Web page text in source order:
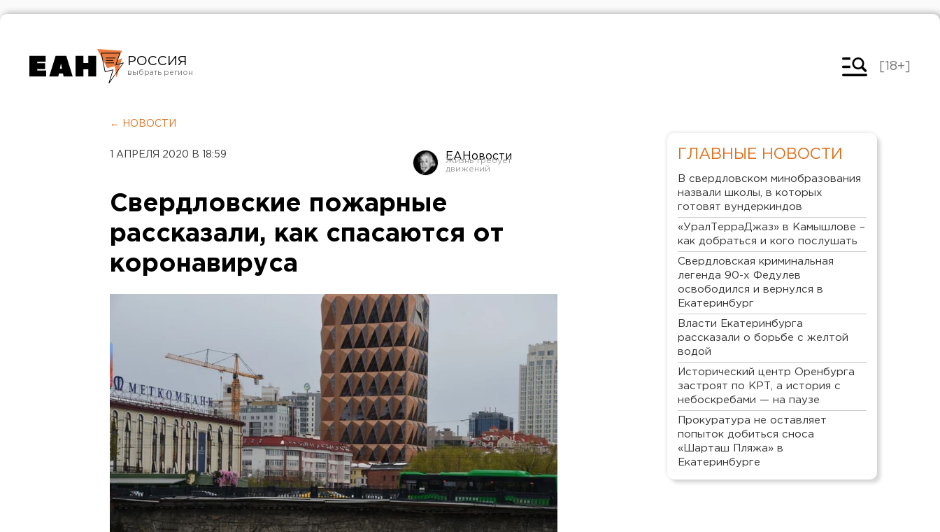
РОССИЯ
Челябинск
[18+]
← НОВОСТИ
1 АПРЕЛЯ 2020 В 18:59 ЕАНовости
Свердловские пожарные
рассказали, как спасаются от
коронавируса
ГЛАВНЫЕ НОВОСТИ
В свердловском минобразования
назвали школы, в которых
готовят вундеркиндов
«УралТерраДжаз» в Камышлове –
как добраться и кого послушать
Свердловская криминальная
легенда 90-х Федулев
освободился и вернулся в
Екатеринбург
Власти Екатеринбурга
рассказали о борьбе с желтой
водой
Исторический центр Оренбурга
застроят по КРТ, а история с
небоскребами — на паузе
Прокуратура не оставляет
попыток добиться сноса
«Шарташ Пляжа» в
Екатеринбурге